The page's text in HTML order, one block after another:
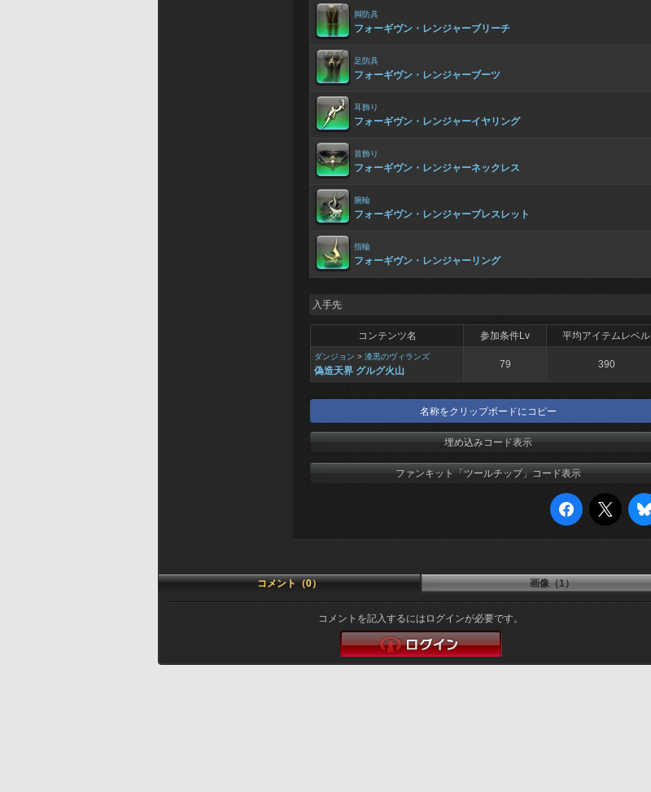
脚防具
フォーギヴン・レンジャーブリーチ
足防具
フォーギヴン・レンジャーブーツ
耳飾り
フォーギヴン・レンジャーイヤリング
首飾り
フォーギヴン・レンジャーネックレス
腕輪
フォーギヴン・レンジャーブレスレット
指輪
フォーギヴン・レンジャーリング
入手先
コンテンツ名 参加条件Lv 平均アイテムレベル
ダンジョン > 漆黒のヴィランズ
偽造天界 グルグ火山
79 390
名称をクリップボードにコピー
埋め込みコード表示
ファンキット「ツールチップ」コード表示
コメント（0） 画像（1）
コメントを記入するにはログインが必要です。